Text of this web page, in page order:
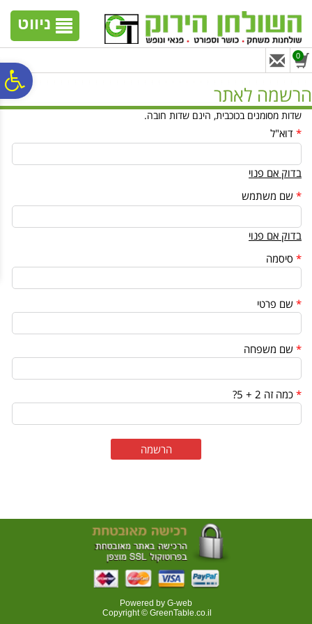
נגישות
אתר
המרכזי
ניווט
0
הרשמה לאתר
שדות מסומנים בכוכבית, הינם שדות חובה.
* דוא"ל
בדוק אם פנוי
* שם משתמש
בדוק אם פנוי
* סיסמה
* שם פרטי
* שם משפחה
* כמה זה 2 + 5?
Powered by G-web
Copyright © GreenTable.co.il